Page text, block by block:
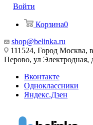
Войти
Корзина0
shop@belinka.ru
111524, Город Москва,
Перово, ул Электродная,
Вконтакте
Одноклассники
Яндекс.Дзен